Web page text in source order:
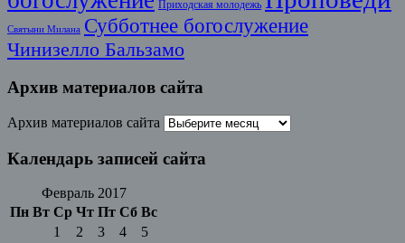
Приходская молодежь
Святыни Милана Субботнее богослужение
Чинизелло Бальзамо
Архив материалов сайта
Архив материалов сайта
Календарь записей сайта
Февраль 2017
Пн Вт Ср Чт Пт Сб Вс
1 2 3 4
5